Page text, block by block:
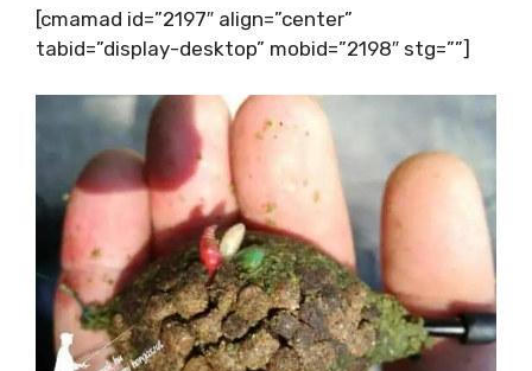
[cmamad id=”2197″ align=”center”
tabid=”display-desktop” mobid=”2198″ stg=””]